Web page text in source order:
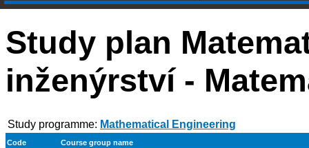
Study plan
inženýrství -
Study programme: Mathematical Engineering
Code
Course group name